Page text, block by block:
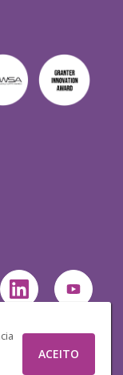
ACEITO